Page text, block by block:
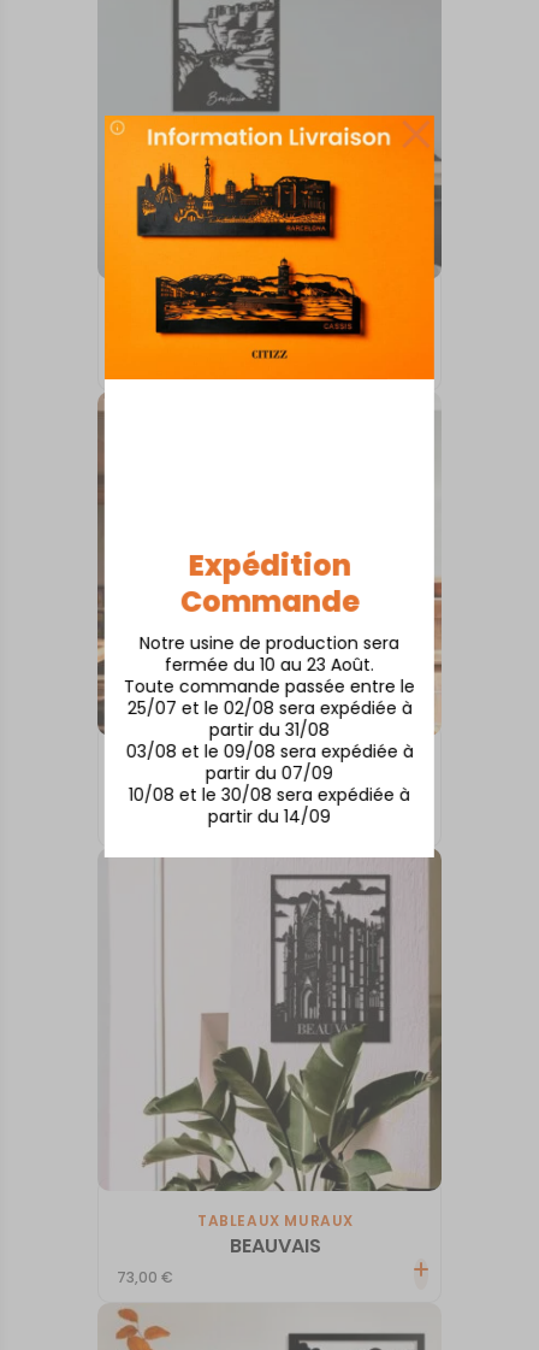
Expédition
Commande
Notre usine de production sera
fermée du 10 au 23 Août.
Toute commande passée entre le
25/07 et le 02/08 sera expédiée à
partir du 31/08
03/08 et le 09/08 sera expédiée à
partir du 07/09
10/08 et le 30/08 sera expédiée à
partir du 14/09
TABLEAUX MURAUX
BONIFACIO
TABLEAUX MURAUX
AIX – SAINTE-VICTOIRE
TABLEAUX MURAUX
BEAUVAIS
73,00€